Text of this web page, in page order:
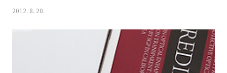
나와있습니다. 그래서 처음에 갤럭시S3 보호필름 업체에서 울상이었다
다 덮지 않는 형태가 나올것이라고 생각했는데 지금 보면 상당히 말랑거
리는 재질의 것을 사용하여 덮는형태가 있고, 가장자리를 덮지 않는 형태
가 있고, 지금 소개하는 퓨어메이트 3D fit 형상필름처럼 단단한 보호필
름을 쓰지만 모든 부분을 다 덮는 형태가 있습니다. 처음에는 가운데부분
2012. 8. 20.